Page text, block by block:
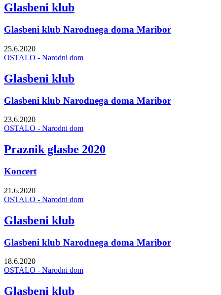
Glasbeni klub
Glasbeni klub Narodnega doma Maribor
25.6.2020
OSTALO - Narodni dom
Glasbeni klub
Glasbeni klub Narodnega doma Maribor
23.6.2020
OSTALO - Narodni dom
Praznik glasbe 2020
Koncert
21.6.2020
OSTALO - Narodni dom
Glasbeni klub
Glasbeni klub Narodnega doma Maribor
18.6.2020
OSTALO - Narodni dom
Glasbeni klub